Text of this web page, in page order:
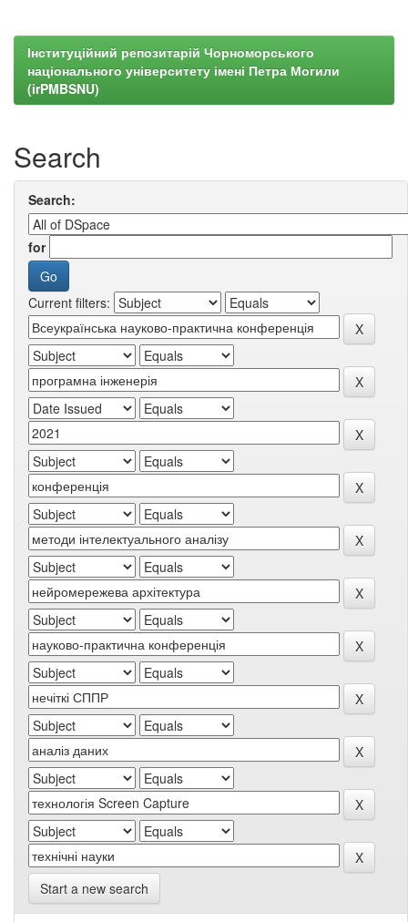
Інституційний репозитарій Чорноморського
національного університету імені Петра Могили
(irPMBSNU)
Search
Search:
for
Current filters:
Start a new search